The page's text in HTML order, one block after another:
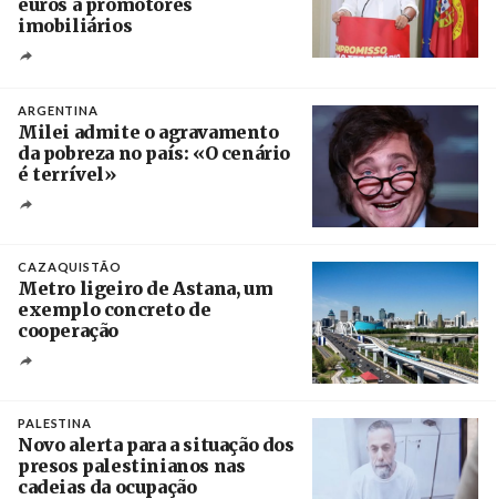
imobiliários
ARGENTINA
Milei admite o agravamento
da pobreza no país: «O cenário
é terrível»
CAZAQUISTÃO
Metro ligeiro de Astana, um
exemplo concreto de
cooperação
PALESTINA
Novo alerta para a situação dos
presos palestinianos nas
cadeias da ocupação